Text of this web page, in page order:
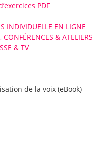
PDF
INDIVIDUELLE EN LIGNE
& ATELIERS
& TV
de la voix (eBook)